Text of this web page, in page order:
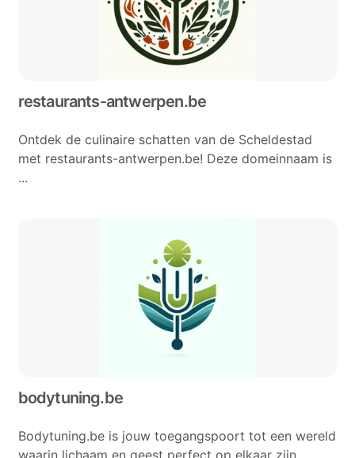
restaurants-antwerpen.be
Ontdek de culinaire schatten van de Scheldestad
met restaurants-antwerpen.be! Deze domeinnaam is
...
bodytuning.be
Bodytuning.be is jouw toegangspoort tot een wereld
waarin lichaam en geest perfect op elkaar zijn...